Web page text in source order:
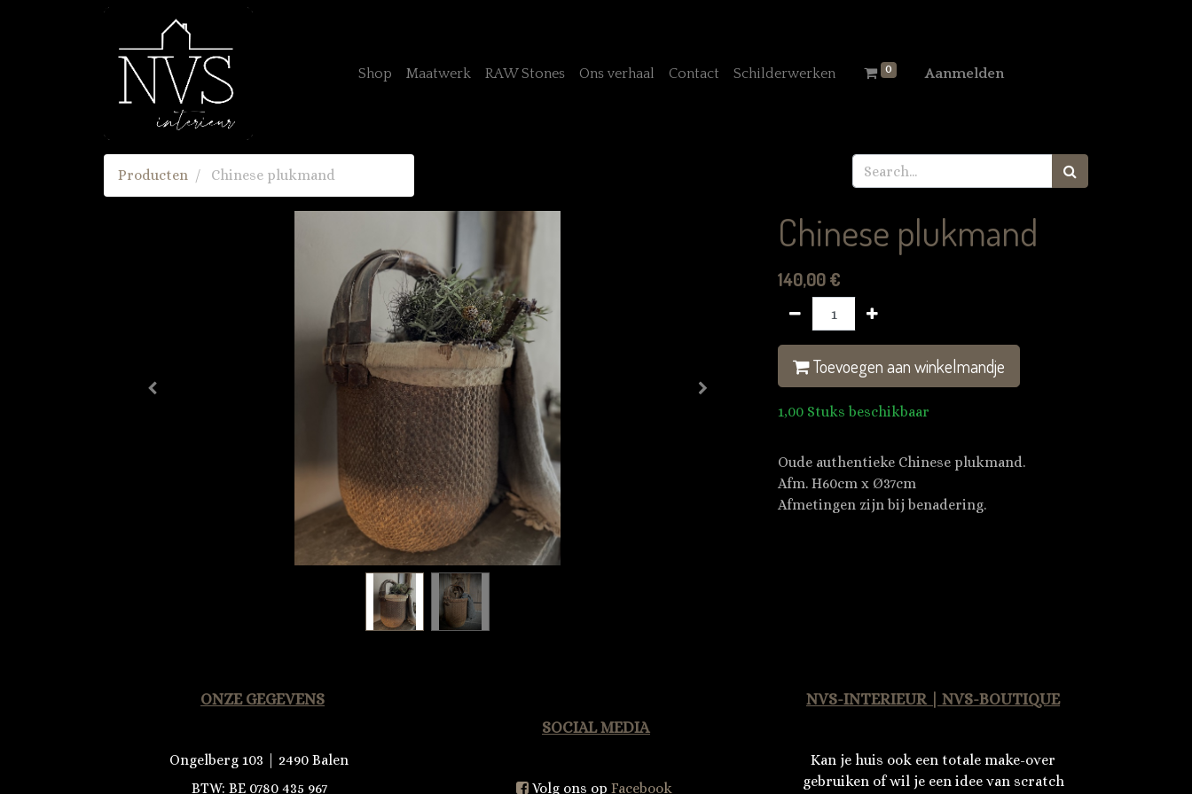
Shop Maatwerk RAW Stones Ons verhaal Contact Schilderwerken 0 Aanmelden
Producten Chinese plukmand
Chinese plukmand
140,00€
Toevoegen aan winkelmandje
1,00 Stuks beschikbaar
Oude authentieke Chinese plukmand.
Afm. H60cm x Ø37cm
Afmetingen zijn bij benadering.
ONZE GEGEVENS
Ongelberg 103 | 2490 Balen
BTW: BE 0780 435 967
SOCIAL MEDIA
Volg ons op Facebook
NVS-INTERIEUR | NVS-BOUTIQUE
Kan je huis ook een totale make-over
gebruiken of wil je een idee van scratch